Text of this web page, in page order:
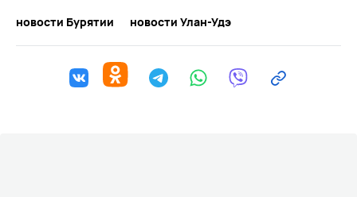
новости Бурятии
новости Улан-Удэ